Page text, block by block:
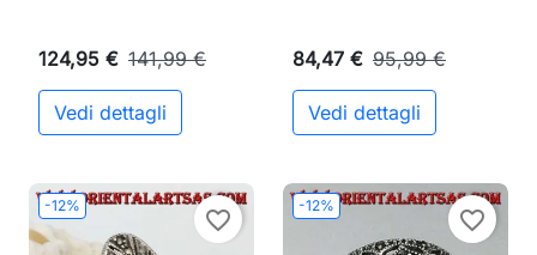
124,95 € 141,99 €
Vedi dettagli
84,47 € 95,99 €
Vedi dettagli
-12%
favorite_border
-12%
favorite_border